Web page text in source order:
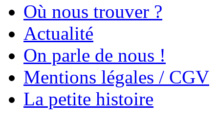
Où nous trouver ?
Actualité
On parle de nous !
Mentions légales / CGV
La petite histoire